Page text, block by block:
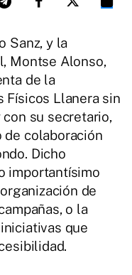
Sanz, y la
Montse Alonso,
de la
Físicos Llanera sin
con su secretario,
de colaboración
Dicho
importantísimo
de
o la
que